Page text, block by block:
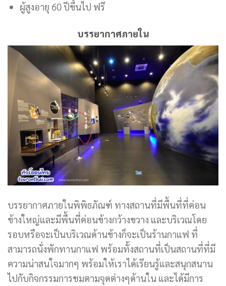
ผู้สูงอายุ 60 ปีขึ้นไป ฟรี
บรรยากาศภายใน
บรรยากาศภายในพิพิธภัณฑ์ ทางสถานที่มีพื้นที่ที่ค่อน
ข้างใหญ่และมีพื้นที่ค่อนข้างกว้างขวาง และบริเวณโดย
รอบหรือจะเป็นบริเวณด้านข้างก็จะเป็นร้านกาแฟ ที่
สามารถนั่งพักทานกาแฟ พร้อมทั้งสถานที่เป็นสถานที่ที่มี
ความน่าสนใจมากๆ พร้อมให้เราได้เรียนรู้และสนุกสนาน
ไปกับกิจกรรมการชมตามจุดต่างๆด้านใน และได้มีการ